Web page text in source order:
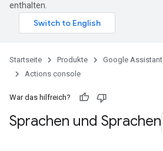
enthalten.
Startseite Produkte Google Assistant
Actions console
War das hilfreich?
Sprachen und Sprachen